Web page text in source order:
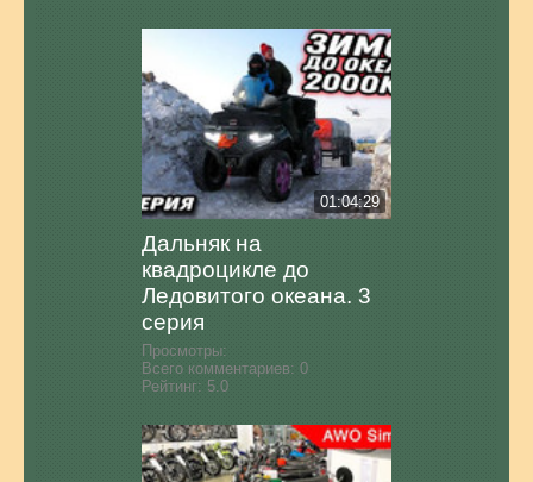
01:04:29
Дальняк на
квадроцикле до
Ледовитого океана. 3
серия
Просмотры:
Всего комментариев: 0
Рейтинг: 5.0